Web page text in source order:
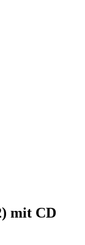
mit CD